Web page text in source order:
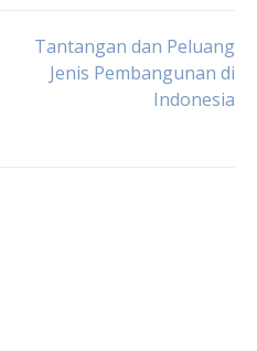
Tantangan dan Peluang
Jenis Pembangunan di
Indonesia